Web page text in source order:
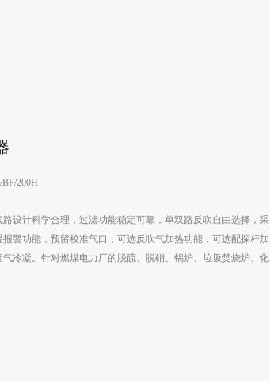
200H
设计科学合理，过滤功能稳定可靠，单双路反吹自由选择，采
警功能，预留校准气口，可选反吹气加热功能，可选配探杆加
冷凝。针对燃煤电力厂的脱硫、脱硝、锅炉、垃圾焚烧炉、化